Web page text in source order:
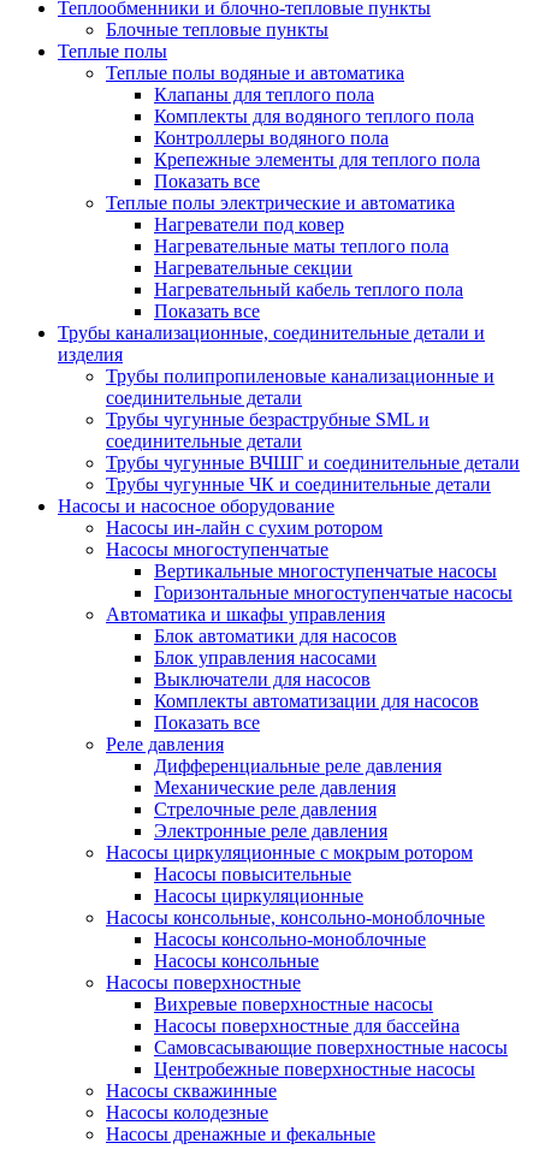
Теплообменники и блочно-тепловые пункты
Блочные тепловые пункты
Теплые полы
Теплые полы водяные и автоматика
Клапаны для теплого пола
Комплекты для водяного теплого пола
Контроллеры водяного пола
Крепежные элементы для теплого пола
Показать все
Теплые полы электрические и автоматика
Нагреватели под ковер
Нагревательные маты теплого пола
Нагревательные секции
Нагревательный кабель теплого пола
Показать все
Трубы канализационные, соединительные детали и
изделия
Трубы полипропиленовые канализационные и
соединительные детали
Трубы чугунные безраструбные SML и
соединительные детали
Трубы чугунные ВЧШГ и соединительные детали
Трубы чугунные ЧК и соединительные детали
Насосы и насосное оборудование
Насосы ин-лайн с сухим ротором
Насосы многоступенчатые
Вертикальные многоступенчатые насосы
Горизонтальные многоступенчатые насосы
Автоматика и шкафы управления
Блок автоматики для насосов
Блок управления насосами
Выключатели для насосов
Комплекты автоматизации для насосов
Показать все
Реле давления
Дифференциальные реле давления
Механические реле давления
Стрелочные реле давления
Электронные реле давления
Насосы циркуляционные с мокрым ротором
Насосы повысительные
Насосы циркуляционные
Насосы консольные, консольно-моноблочные
Насосы консольно-моноблочные
Насосы консольные
Насосы поверхностные
Вихревые поверхностные насосы
Насосы поверхностные для бассейна
Самовсасывающие поверхностные насосы
Центробежные поверхностные насосы
Насосы скважинные
Насосы колодезные
Насосы дренажные и фекальные